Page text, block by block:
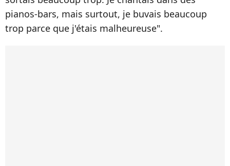
pianos-bars, mais surtout, je buvais beaucoup
trop parce que j'étais malheureuse".